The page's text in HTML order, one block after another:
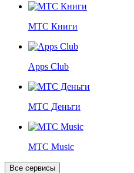
МТС Книги
Apps Club
МТС Деньги
МТС Music
Все сервисы